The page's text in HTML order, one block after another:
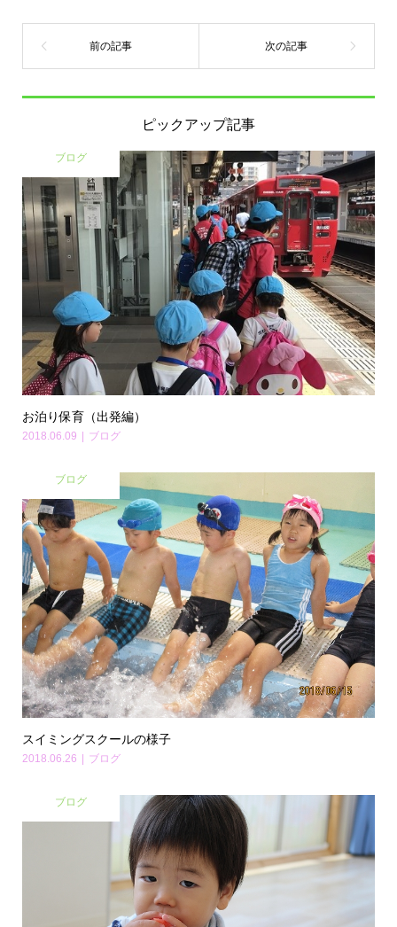
ピックアップ記事
ブログ
お泊り保育（出発編）
2018.06.09 ブログ
ブログ
スイミングスクールの様子
2018.06.26 ブログ
ブログ